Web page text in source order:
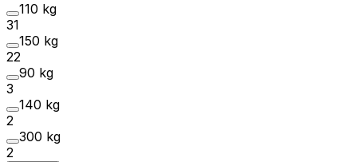
110 kg
31
150 kg
22
90 kg
3
140 kg
2
300 kg
2